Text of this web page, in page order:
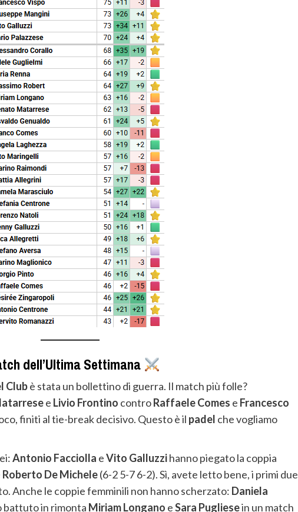
dell’Ultima Settimana
Clubè stata un bollettino di guerra. Il match più folle?
e Livio Frontino controRaffaele Comes e Francesco
finiti al tie-break decisivo. Questo è il padel che vogliamo
Antonio Facciolla eVito Galluzzihanno piegato la coppia
Roberto De Michele(6-2 5-7 6-2). Sì, avete letto bene, i primi due
Anche le coppie femminili non hanno scherzato: Daniela
battuto in rimonta Miriam Longano eSara Pugliesein un match